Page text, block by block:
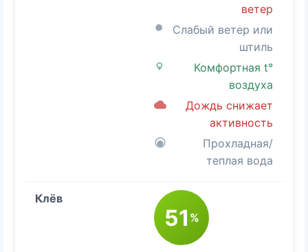
ветер
Слабый ветер или
штиль
Комфортная t°
воздуха
Дождь снижает
активность
Прохладная/
теплая вода
51 %